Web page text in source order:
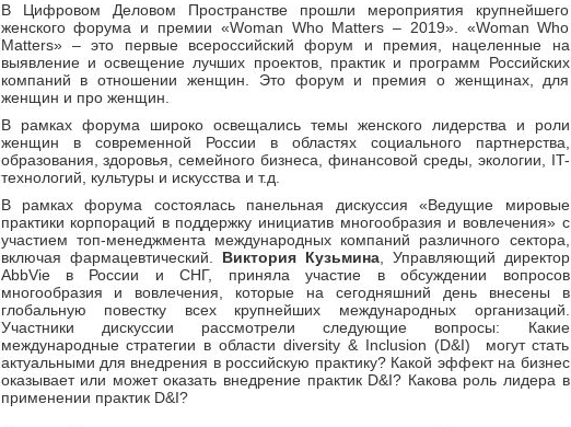
В Цифровом Деловом Пространстве прошли мероприятия крупнейшего
женского форума и премии «Woman Who Matters – 2019». «Woman Who
Matters» – это первые всероссийский форум и премия, нацеленные на
выявление и освещение лучших проектов, практик и программ Российских
компаний в отношении женщин. Это форум и премия о женщинах, для
женщин и про женщин.
В рамках форума широко освещались темы женского лидерства и роли
женщин в современной России в областях социального партнерства,
образования, здоровья, семейного бизнеса, финансовой среды, экологии, IT-
технологий, культуры и искусства и т.д.
В рамках форума состоялась панельная дискуссия «Ведущие мировые
практики корпораций в поддержку инициатив многообразия и вовлечения» с
участием топ-менеджмента международных компаний различного сектора,
включая фармацевтический. Виктория Кузьмина, Управляющий директор
AbbVie в России и СНГ, приняла участие в обсуждении вопросов
многообразия и вовлечения, которые на сегодняшний день внесены в
глобальную повестку всех крупнейших международных организаций.
Участники дискуссии рассмотрели следующие вопросы: Какие
международные стратегии в области diversity & Inclusion (D&I) могут стать
актуальными для внедрения в российскую практику? Какой эффект на бизнес
оказывает или может оказать внедрение практик D&I? Какова роль лидера в
применении практик D&I?